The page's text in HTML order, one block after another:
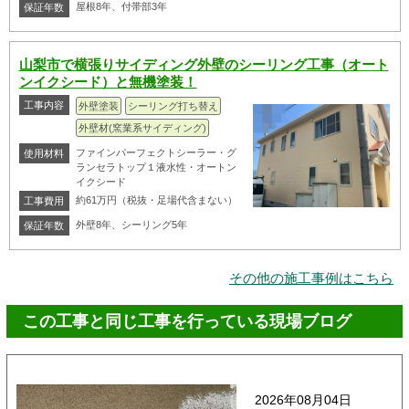
保証年数
屋根8年、付帯部3年
山梨市で横張りサイディング外壁のシーリング工事（オート
ンイクシード）と無機塗装！
工事内容 外壁塗装
シーリング打ち替え
外壁材(窯業系サイディング)
使用材料
ファインパーフェクトシーラー・グ
ランセラトップ１液水性・オートン
イクシード
工事費用
約61万円（税抜・足場代含まない）
保証年数 外壁8年、シーリング5年
その他の施工事例はこちら
この工事と同じ工事を行っている現場ブログ
2026年08月04日